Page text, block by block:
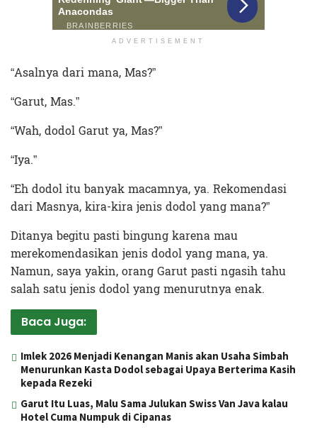
ADVERTISEMENT
“Asalnya dari mana, Mas?”
“Garut, Mas.”
“Wah, dodol Garut ya, Mas?”
“Iya.”
“Eh dodol itu banyak macamnya, ya. Rekomendasi
dari Masnya, kira-kira jenis dodol yang mana?”
Ditanya begitu pasti bingung karena mau
merekomendasikan jenis dodol yang mana, ya.
Namun, saya yakin, orang Garut pasti ngasih tahu
salah satu jenis dodol yang menurutnya enak.
Baca Juga:
Imlek 2026 Menjadi Kenangan Manis akan Usaha Simbah
Menurunkan Kasta Dodol sebagai Upaya Berterima Kasih
kepada Rezeki
Garut Itu Luas, Malu Sama Julukan Swiss Van Java kalau
Hotel Cuma Numpuk di Cipanas